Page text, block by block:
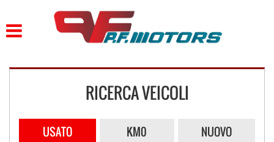
ASSISTENZA
RICERCA VEICOLI
USATO KM0 NUOVO